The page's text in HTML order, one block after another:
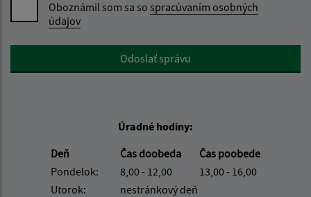
Oboznámil som sa so spracúvaním osobných
údajov
Google reCaptcha ResponseOdoslať správu
Úradné hodiny:
Deň
Čas doobeda
Čas poobede
Pondelok:
8,00 - 12,00
13,00 - 16,00
Utorok:
nestránkový deň